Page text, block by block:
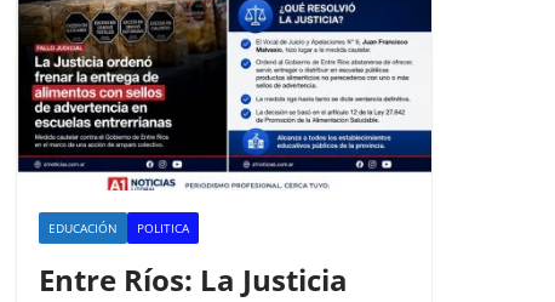
EDUCACIÓN POLITICA
Entre Ríos: La Justicia